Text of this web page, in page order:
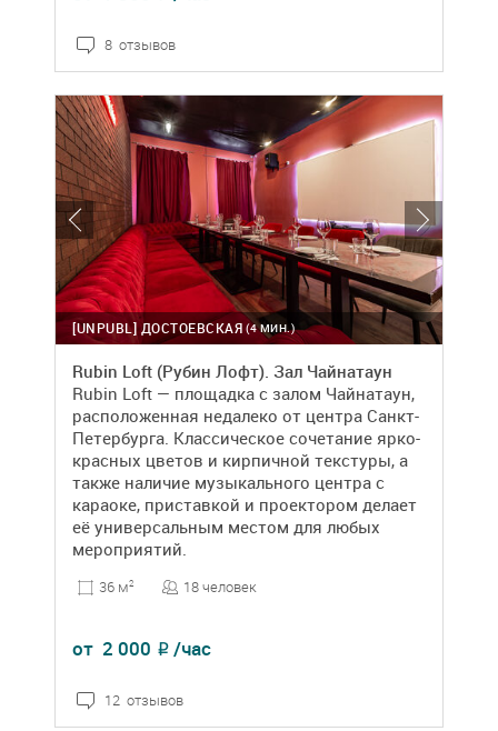
8 отзывов
(4 МИН.)
[UNPUBL]ДОСТОЕВСКАЯ
Rubin Loft (Рубин Лофт). Зал Чайнатаун
Rubin Loft — площадка с залом Чайнатаун,
расположенная недалеко от центра Санкт-
Петербурга. Классическое сочетание ярко-
красных цветов и кирпичной текстуры, а
также наличие музыкального центра с
караоке, приставкой и проектором делает
её универсальным местом для любых
мероприятий.
36 м2 18 человек
от 2 000 ₽ /час
12 отзывов